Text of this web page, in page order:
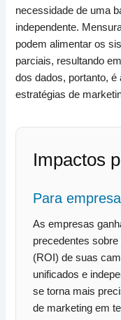
necessidade de uma
independente.
podem alimentar os
parciais, resultando
dos dados, portanto,
estratégias de
Impactos
Para
As empresas
precedentes
(ROI) de suas
unificados e
se torna mais
de marketing em